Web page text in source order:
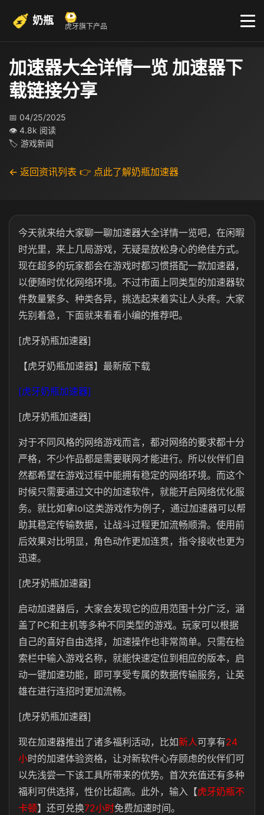
奶瓶 虎牙旗下产品
加速器大全详情一览 加速器下
载链接分享
📅 04/25/2025
👁 4.8k 阅读
🏷 游戏新闻
← 返回资讯列表 👉 点此了解奶瓶加速器
今天就来给大家聊一聊加速器大全详情一览吧，在闲暇
时光里，来上几局游戏，无疑是放松身心的绝佳方式。
现在超多的玩家都会在游戏时都习惯搭配一款加速器，
以便随时优化网络环境。不过市面上同类型的加速器软
件数量繁多、种类各异，挑选起来着实让人头疼。大家
先别着急，下面就来看看小编的推荐吧。
[虎牙奶瓶加速器]
【虎牙奶瓶加速器】最新版下载
[虎牙奶瓶加速器]
[虎牙奶瓶加速器]
对于不同风格的网络游戏而言，都对网络的要求都十分
严格，不少作品都是需要联网才能进行。所以伙伴们自
然都希望在游戏过程中能拥有稳定的网络环境。而这个
时候只需要通过文中的加速软件，就能开启网络优化服
务。就比如拿lol这类游戏作为例子，通过加速器可以帮
助其稳定传输数据，让战斗过程更加流畅顺滑。使用前
后效果对比明显，角色动作更加连贯，指令接收也更为
迅速。
[虎牙奶瓶加速器]
启动加速器后，大家会发现它的应用范围十分广泛，涵
盖了PC和主机等多种不同类型的游戏。玩家可以根据
自己的喜好自由选择，加速操作也非常简单。只需在检
索栏中输入游戏名称，就能快速定位到相应的版本，启
动一键加速功能，即可享受专属的数据传输服务，让英
雄在进行连招时更加流畅。
[虎牙奶瓶加速器]
现在加速器推出了诸多福利活动，比如新人可享有24
小时的加速体验资格，让对新软件心存顾虑的伙伴们可
以先浅尝一下该工具所带来的优势。首次充值还有多种
福利可供选择，性价比超高。此外，输入【虎牙奶瓶不
卡顿】还可兑换72小时免费加速时间。